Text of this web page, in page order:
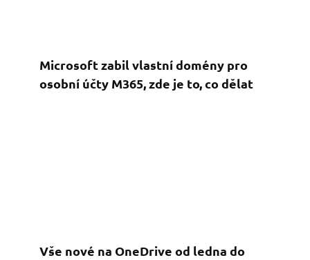
Microsoft zabil vlastní domény pro
osobní účty M365, zde je to, co dělat
Vše nové na OneDrive od ledna do